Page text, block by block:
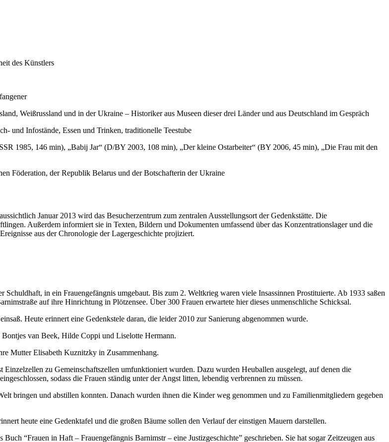
des Künstlers
Weißrussland und in der Ukraine – Historiker aus Museen dieser drei Länder und aus Deutschland im Gespräch
und Infostände, Essen und Trinken, traditionelle Teestube
1985, 146 min), „Babij Jar“ (D/BY 2003, 108 min), „Der kleine Ostarbeiter“ (BY 2006, 45 min), „Die Frau mit den
Föderation, der Republik Belarus und der Botschafterin der Ukraine
Januar 2013 wird das Besucherzentrum zum zentralen Ausstellungsort der Gedenkstätte. Die
Außerdem informiert sie in Texten, Bildern und Dokumenten umfassend über das Konzentrationslager und die
aus der Chronologie der Lagergeschichte projiziert.
in ein Frauengefängnis umgebaut. Bis zum 2. Weltkrieg waren viele Insassinnen Prostituierte. Ab 1933 saßen
auf ihre Hinrichtung in Plötzensee. Über 300 Frauen erwartete hier dieses unmenschliche Schicksal.
Heute erinnert eine Gedenkstele daran, die leider 2010 zur Sanierung abgenommen wurde.
van Beek, Hilde Coppi und Liselotte Hermann.
Mutter Elisabeth Kuznitzky in Zusammenhang.
zu Gemeinschaftszellen umfunktioniert wurden. Dazu wurden Heuballen ausgelegt, auf denen die
sodass die Frauen ständig unter der Angst litten, lebendig verbrennen zu müssen.
bringen und abstillen konnten. Danach wurden ihnen die Kinder weg genommen und zu Familienmitgliedern gegeben
heute eine Gedenktafel und die großen Bäume sollen den Verlauf der einstigen Mauern darstellen.
“Frauen in Haft – Frauengefängnis Barnimstr – eine Justizgeschichte” geschrieben. Sie hat sogar Zeitzeugen aus